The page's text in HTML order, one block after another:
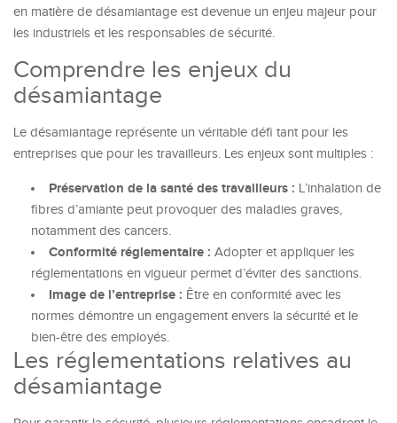
en matière de désamiantage est devenue un enjeu majeur pour
les industriels et les responsables de sécurité.
Comprendre les enjeux du
désamiantage
Le désamiantage représente un véritable défi tant pour les
entreprises que pour les travailleurs. Les enjeux sont multiples :
Préservation de la santé des travailleurs : L’inhalation de
fibres d’amiante peut provoquer des maladies graves,
notamment des cancers.
Conformité réglementaire : Adopter et appliquer les
réglementations en vigueur permet d’éviter des sanctions.
Image de l’entreprise : Être en conformité avec les
normes démontre un engagement envers la sécurité et le
bien-être des employés.
Les réglementations relatives au
désamiantage